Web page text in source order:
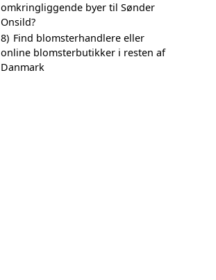
omkringliggende byer til Sønder
Onsild?
8) Find blomsterhandlere eller
online blomsterbutikker i resten af
Danmark